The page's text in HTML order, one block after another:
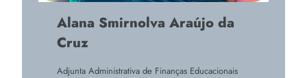
Alana Smirnolva Araújo da
Cruz
Adjunta Administrativa de Finanças Educacionais